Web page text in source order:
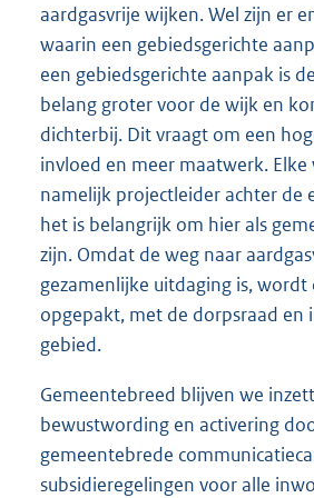
aardgasvrije wijken. Wel zijn er
waarin een gebiedsgerichte
een gebiedsgerichte aanpak is
belang groter voor de wijk en
dichterbij. Dit vraagt om een
invloed en meer maatwerk.
namelijk projectleider achter de
het is belangrijk om hier als
zijn. Omdat de weg naar
gezamenlijke uitdaging is,
opgepakt, met de dorpsraad en
gebied.
Gemeentebreed blijven we
bewustwording en activering
gemeentebrede
subsidieregelingen voor alle